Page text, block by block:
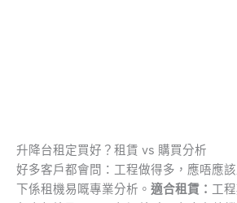
升降台租定買好？租賃 vs 購買分析
好多客戶都會問：工程做得多，應唔應
下係租機易嘅專業分析。 適合租賃： 工